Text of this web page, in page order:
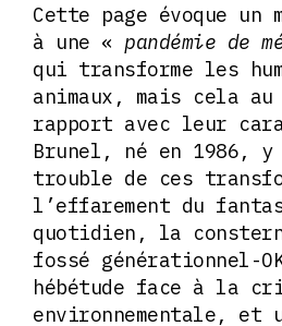
Cette page évoque un
à une « pandémie de
qui transforme les
animaux, mais cela
rapport avec leur
Brunel, né en 1986,
trouble de ces
l’effarement du
quotidien, la
fossé générationnel-
hébétude face à la
environnementale,